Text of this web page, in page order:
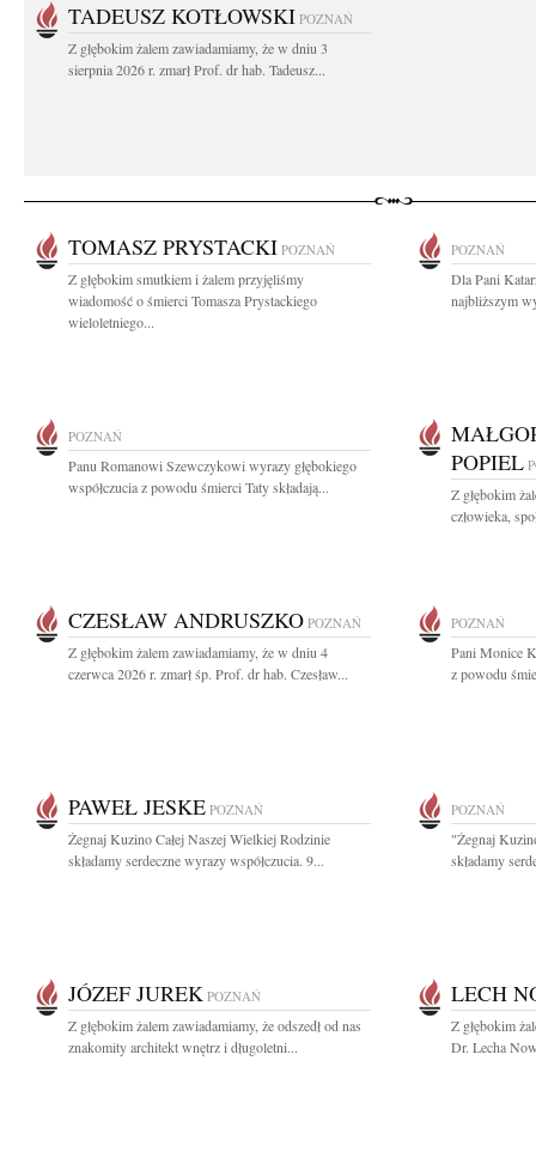
TADEUSZ KOTŁOWSKI POZNAŃ
Z głębokim żalem zawiadamiamy, że w dniu 3
sierpnia 2026 r. zmarł Prof. dr hab. Tadeusz...
TOMASZ PRYSTACKI POZNAŃ
Z głębokim smutkiem i żalem przyjęliśmy
wiadomość o śmierci Tomasza Prystackiego
wieloletniego...
POZNAŃ
Dla Pani
najbliższym
POZNAŃ
Panu Romanowi Szewczykowi wyrazy głębokiego
współczucia z powodu śmierci Taty składają...
POPIEL
Z głębokim
człowieka,
CZESŁAW ANDRUSZKO POZNAŃ
Z głębokim żalem zawiadamiamy, że w dniu 4
czerwca 2026 r. zmarł śp. Prof. dr hab. Czesław...
POZNAŃ
Pani Monice
z powodu
PAWEŁ JESKE POZNAŃ
Żegnaj Kuzino Całej Naszej Wielkiej Rodzinie
składamy serdeczne wyrazy współczucia. 9...
POZNAŃ
"Żegnaj
składamy
JÓZEF JUREK POZNAŃ
Z głębokim żalem zawiadamiamy, że odszedł od nas
znakomity architekt wnętrz i długoletni...
LECH
Z głębokim
Dr. Lecha